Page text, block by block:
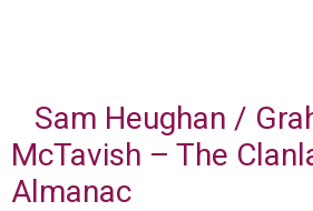
Sam Heughan /
McTavish – The
Almanac